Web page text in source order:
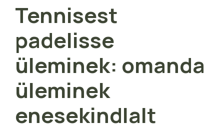
Tennisest
padelisse
üleminek: omanda
üleminek
enesekindlalt